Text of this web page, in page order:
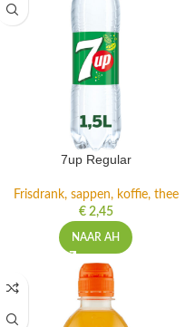
7up Regular
Frisdrank, sappen, koffie, thee
€2,45
NAAR AH